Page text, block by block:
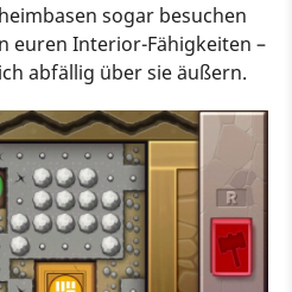
sogar besuchen
euren Interior-Fähigkeiten –
abfällig über sie äußern.